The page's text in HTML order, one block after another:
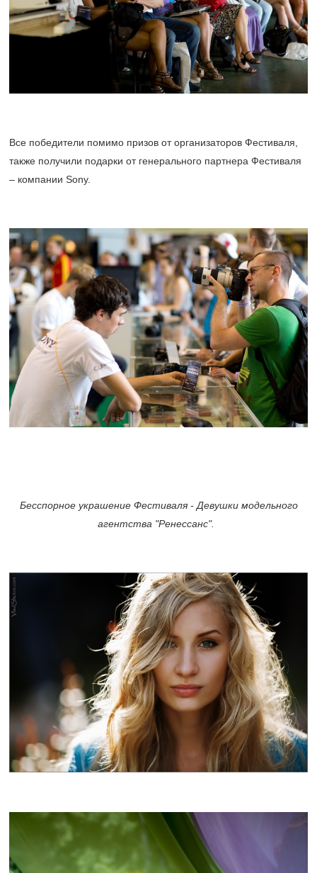
Все победители помимо призов от организаторов Фестиваля,
также получили подарки от генерального партнера Фестиваля
– компании Sony.
Бесспорное украшение Фестиваля - Девушки модельного
агентства "Ренессанс".